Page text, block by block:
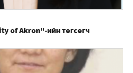
of Akron"-ийн төгсөгч